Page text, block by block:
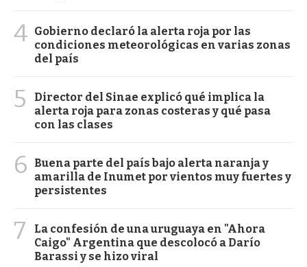
4 Gobierno declaró la alerta roja por las
condiciones meteorológicas en varias zonas
del país
5
Director del Sinae explicó qué implica la
alerta roja para zonas costeras y qué pasa
con las clases
6
Buena parte del país bajo alerta naranja y
amarilla de Inumet por vientos muy fuertes y
persistentes
7
La confesión de una uruguaya en "Ahora
Caigo" Argentina que descolocó a Darío
Barassi y se hizo viral